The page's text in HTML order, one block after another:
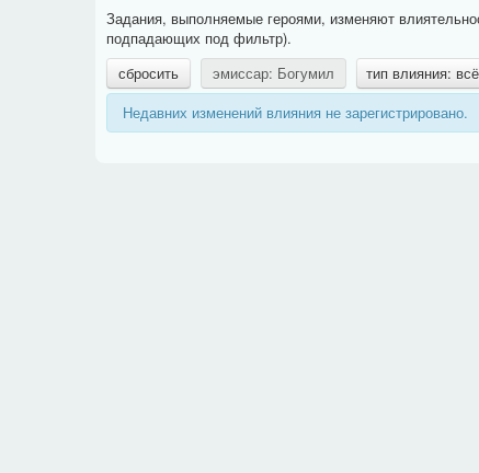
Задания, выполняемые героями, изменяют
подпадающих под фильтр).
сбросить
эмиссар: Богумил тип влияния: всё
Недавних изменений влияния не зарегистрировано.